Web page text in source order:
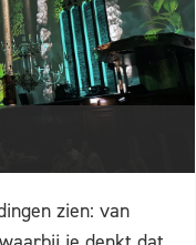
zien: van